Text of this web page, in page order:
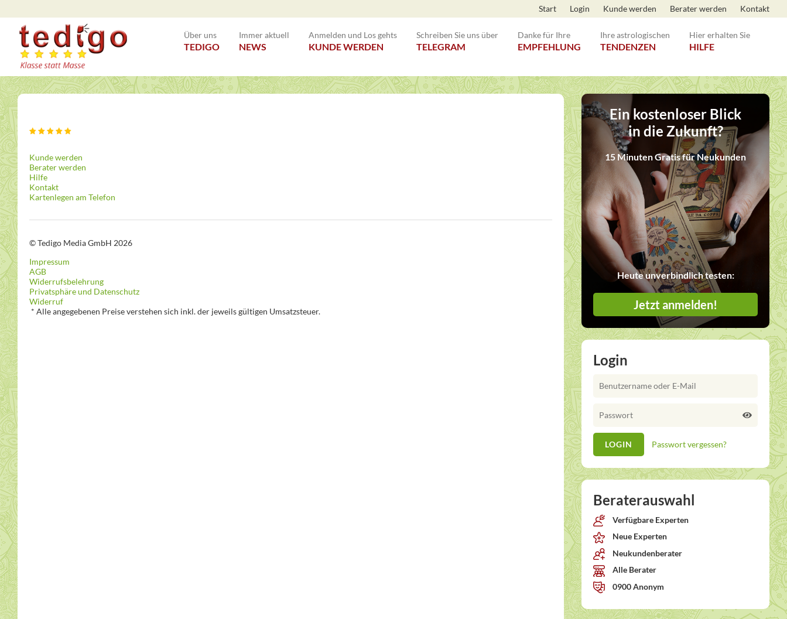
Start Login Kunde werden Berater werden Kontakt
Über uns
TEDIGO
Immer aktuell
NEWS
Anmelden und Los gehts
KUNDE WERDEN
Schreiben Sie uns über
TELEGRAM
Danke für Ihre
EMPFEHLUNG
Ihre astrologischen
TENDENZEN
Hier erhalten Sie
HILFE
Kunde werden
Berater werden
Hilfe
Kontakt
Kartenlegen am Telefon
© Tedigo Media GmbH 2026
Impressum
AGB
Widerrufsbelehrung
Privatsphäre und Datenschutz
Widerruf
* Alle angegebenen Preise verstehen sich inkl. der jeweils gültigen Umsatzsteuer.
Ein kostenloser Blick
in die Zukunft?
15 Minuten Gratis für Neukunden
Heute unverbindlich testen:
Jetzt anmelden!
Login
Passwort vergessen?
Beraterauswahl
Verfügbare Experten
Neue Experten
Neukundenberater
Alle Berater
0900 Anonym